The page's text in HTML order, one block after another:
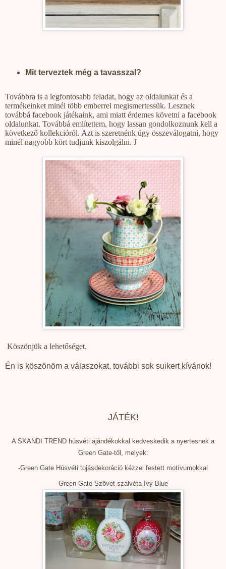
Mit terveztek még a tavasszal?
Továbbra is a legfontosabb feladat, hogy az oldalunkat és a
termékeinket minél több emberrel megismertessük. Lesznek
továbbá facebook játékaink, ami miatt érdemes követni a facebook
oldalunkat. Továbbá említettem, hogy lassan gondolkoznunk kell a
következő kollekcióról. Azt is szeretnénk úgy összeválogatni, hogy
minél nagyobb kört tudjunk kiszolgálni. J
Köszönjük a lehetőséget.
Én is köszönöm a válaszokat, további sok suikert kívánok!
JÁTÉK!
A SKANDI TREND húsvéti ajándékokkal kedveskedik a nyertesnek a
Green Gate-től, melyek:
-Green Gate Húsvéti tojásdekoráció kézzel festett motívumokkal
Green Gate Szövet szalvéta Ivy Blue